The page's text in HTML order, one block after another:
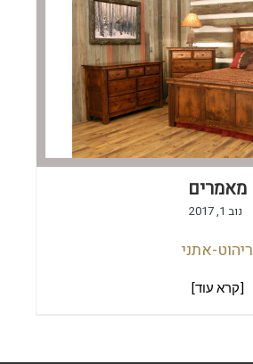
מאמרים
נוב 1, 2017
ריהוט-אתני
[קרא עוד]